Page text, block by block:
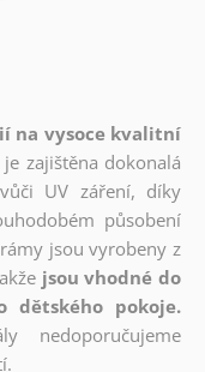
na vysoce kvalitní
zajištěna dokonalá
UV záření, díky
působení
jsou vyrobeny z
jsou vhodné do
dětského pokoje.
nedoporučujeme